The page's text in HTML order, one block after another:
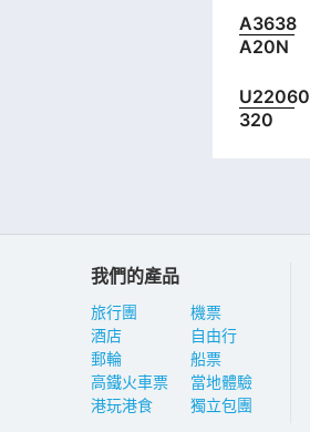
A3638
A20N
U22060
320
我們的產品
旅行團
酒店
郵輪
高鐵火車票
港玩港食
機票
自由行
船票
當地體驗
獨立包團